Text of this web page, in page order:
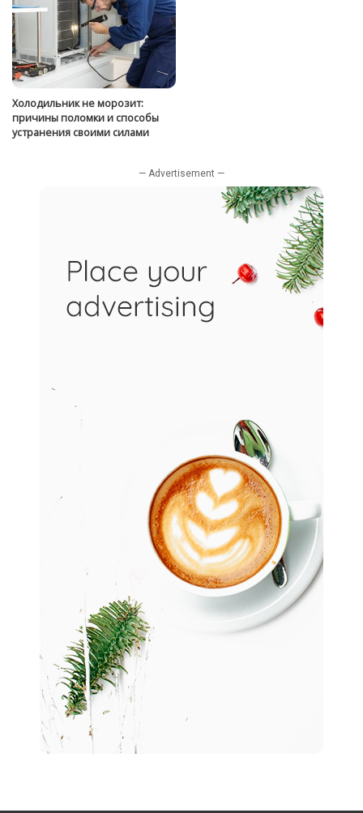
Холодильник не морозит:
причины поломки и способы
устранения своими силами
— Advertisement —